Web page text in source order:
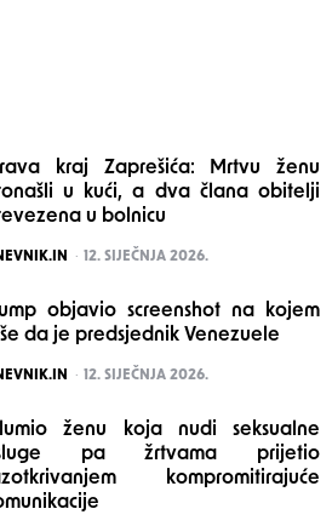
kraj Zaprešića: Mrtvu ženu
u kući, a dva člana obitelji
u bolnicu
12. SIJEČNJA 2026.
objavio screenshot na kojem
da je predsjednik Venezuele
12. SIJEČNJA 2026.
ženu koja nudi seksualne
pa žrtvama prijetio
kompromitirajuće